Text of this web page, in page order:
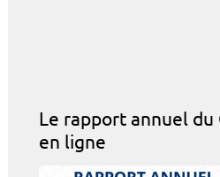
Le rapport annuel du
en ligne